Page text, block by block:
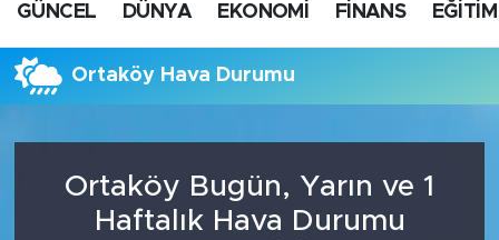
GÜNCEL DÜNYA EKONOMİ FİNANS EĞİTİM
Ortaköy Hava Durumu
Ortaköy Bugün, Yarın ve 1
Haftalık Hava Durumu
FİNANS
Süper Lig Puan Durumu ve Fikstür